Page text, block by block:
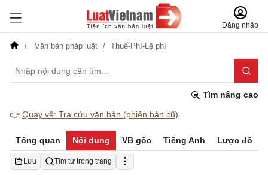
Đăng nhập
Văn bản pháp luật Thuế-Phí-Lệ phí
Tìm nâng cao
👉 Quay về: Tra cứu văn bản (phiên bản cũ)
Tổng quan Nội dung VB gốc Tiếng Anh Lược đồ
Lưu Tìm từ trong trang